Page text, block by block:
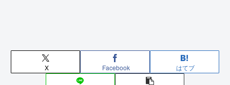
X Facebook はてブ